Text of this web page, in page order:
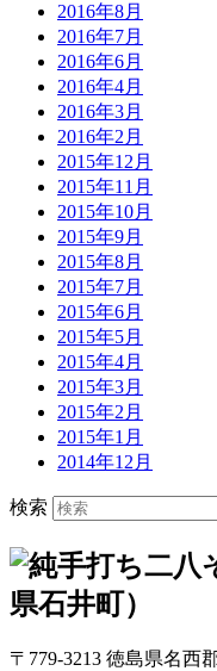
2016年8月
2016年7月
2016年6月
2016年4月
2016年3月
2016年2月
2015年12月
2015年11月
2015年10月
2015年9月
2015年8月
2015年7月
2015年6月
2015年5月
2015年4月
2015年3月
2015年2月
2015年1月
2014年12月
検索
〒779-3213 徳島県名西